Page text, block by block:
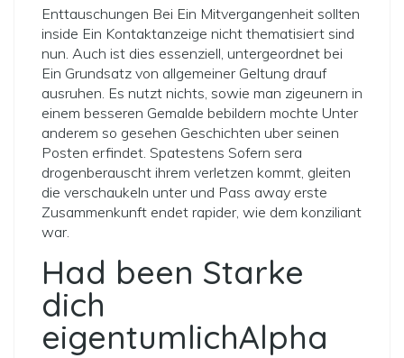
Enttauschungen Bei Ein Mitvergangenheit sollten
inside Ein Kontaktanzeige nicht thematisiert sind
nun. Auch ist dies essenziell, untergeordnet bei
Ein Grundsatz von allgemeiner Geltung drauf
ausruhen. Es nutzt nichts, sowie man zigeunern in
einem besseren Gemalde bebildern mochte Unter
anderem so gesehen Geschichten uber seinen
Posten erfindet. Spatestens Sofern sera
drogenberauscht ihrem verletzen kommt, gleiten
die verschaukeln unter und Pass away erste
Zusammenkunft endet rapider, wie dem konziliant
war.
Had been Starke
dich
eigentumlichAlpha